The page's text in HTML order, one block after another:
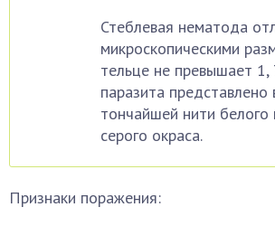
Стеблевая нематода
микроскопическими
тельце не превышает 1,
паразита
тончайшей нити белого
серого окраса.
Признаки поражения: